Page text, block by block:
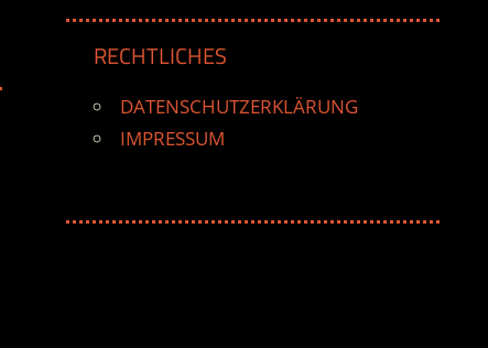
RECHTLICHES
DATENSCHUTZERKLÄRUNG
IMPRESSUM